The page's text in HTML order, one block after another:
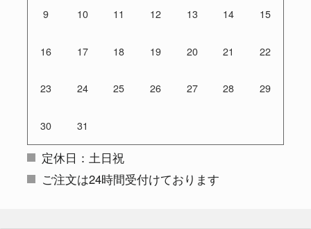
9 10 11 12 13 14 15
16 17 18 19 20 21 22
23 24 25 26 27 28 29
30 31
定休日：土日祝
ご注文は24時間受付けております